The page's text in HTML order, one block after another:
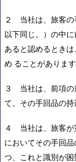
２ 当社は、旅客の
以下同じ。）の中
あると認めるとき
め ることがあります
３ 当社は、前項の
て、その手回品の持
４ 当社は、旅客が
においてその手回
つ、これと識別が